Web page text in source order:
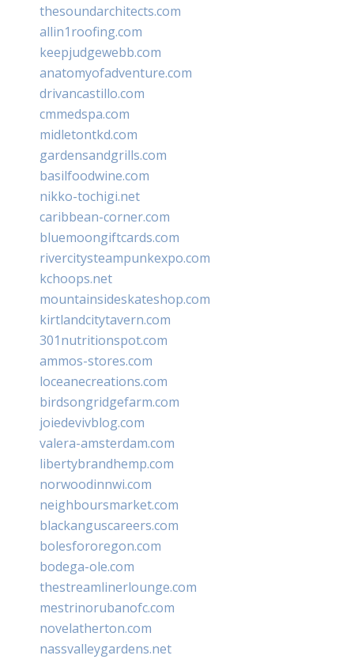
thesoundarchitects.com
allin1roofing.com
keepjudgewebb.com
anatomyofadventure.com
drivancastillo.com
cmmedspa.com
midletontkd.com
gardensandgrills.com
basilfoodwine.com
nikko-tochigi.net
caribbean-corner.com
bluemoongiftcards.com
rivercitysteampunkexpo.com
kchoops.net
mountainsideskateshop.com
kirtlandcitytavern.com
301nutritionspot.com
ammos-stores.com
loceanecreations.com
birdsongridgefarm.com
joiedevivblog.com
valera-amsterdam.com
libertybrandhemp.com
norwoodinnwi.com
neighboursmarket.com
blackanguscareers.com
bolesfororegon.com
bodega-ole.com
thestreamlinerlounge.com
mestrinorubanofc.com
novelatherton.com
nassvalleygardens.net